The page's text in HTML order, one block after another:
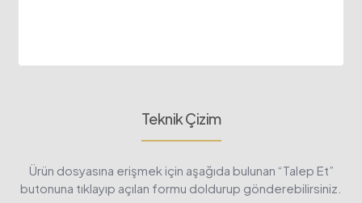
Teknik Çizim
Ürün dosyasına erişmek için aşağıda bulunan “Talep Et”
butonuna tıklayıp açılan formu doldurup gönderebilirsiniz.